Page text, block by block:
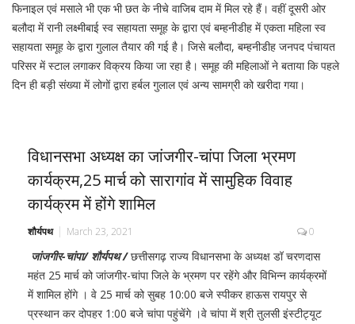
फिनाइल एवं मसाले भी एक भी छत के नीचे वाजिब दाम में मिल रहे हैं। वहीं दूसरी ओर
बलौदा में रानी लक्ष्मीबाई स्व सहायता समूह के द्वारा एवं बम्हनीडीह में एकता महिला स्व
सहायता समूह के द्वारा गुलाल तैयार की गई है। जिसे बलौदा, बम्हनीडीह जनपद पंचायत
परिसर में स्टाल लगाकर विक्रय किया जा रहा है। समूह की महिलाओं ने बताया कि पहले
दिन ही बड़ी संख्या में लोगों द्वारा हर्बल गुलाल एवं अन्य सामग्री को खरीदा गया।
विधानसभा अध्यक्ष का जांजगीर-चांपा जिला भ्रमण
कार्यक्रम,25 मार्च को सारागांव में सामुहिक विवाह
कार्यक्रम में होंगे शामिल
शौर्यपथ March 23, 2021 0
जांजगीर-चांपा/ शौर्यपथ / छत्तीसगढ़ राज्य विधानसभा के अध्यक्ष डॉ चरणदास
महंत 25 मार्च को जांजगीर-चांपा जिले के भ्रमण पर रहेंगे और विभिन्न कार्यक्रमों
में शामिल होंगे । वे 25 मार्च को सुबह 10:00 बजे स्पीकर हाऊस रायपुर से
प्रस्थान कर दोपहर 1:00 बजे चांपा पहुंचेंगे ।वे चांपा में श्री तुलसी इंस्टीट्यूट